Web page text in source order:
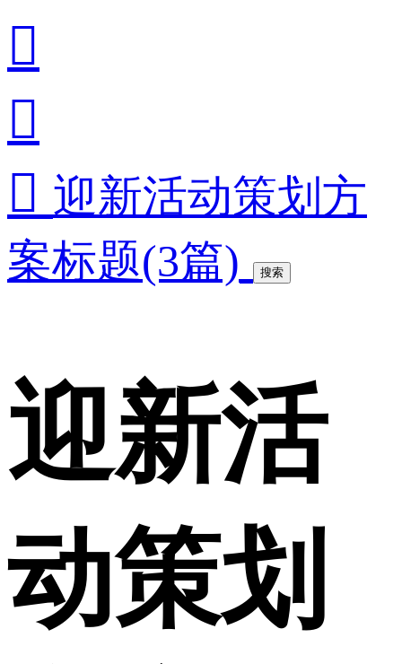


 迎新活动策划方
案标题(3篇)
搜索
迎新活
动策划